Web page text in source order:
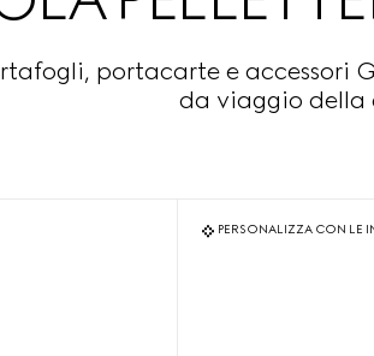
portacarte e accessori
da viaggio della
PERSONALIZZA CON LE